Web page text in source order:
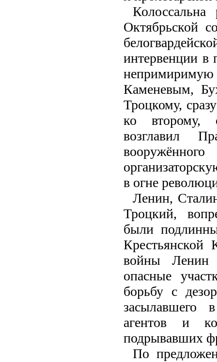
Октябрьской
интервенции в
Каменевым,
Троцкому,
ко второму,
возглавил
в огне
Ленин,
Троцкий,
были
войны Ленин
опасные
борьбу с
засылавшего
агентов и
подрывавших
По